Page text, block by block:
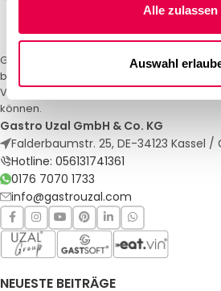
Alle zulassen
Auswahl
Gastro Uzal – Ihr Spezialist für
bieten maßgeschneiderte Lösungen für
Veranstaltungen. Qualität und Service,
können.
Gastro Uzal GmbH & Co. KG
Falderbaumstr. 25, DE-34123 Kassel
Hotline: 056131741361
0176 7070 1733
info@gastrouzal.com
NEUESTE BEITRÄGE